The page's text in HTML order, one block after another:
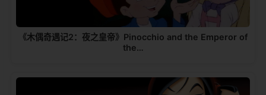
《木偶奇遇记2：夜之皇帝》Pinocchio and the Emperor of
the…